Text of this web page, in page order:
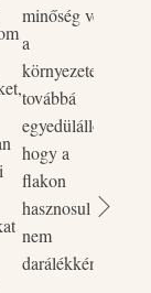
minőség védi
a
környezetet,
továbbá
egyedülálló,
hogy a
flakon
hasznosul
nem
darálékként.